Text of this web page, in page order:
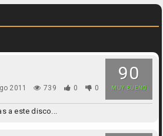
90
MUY BUENO
2011 739 0 0
a este disco...